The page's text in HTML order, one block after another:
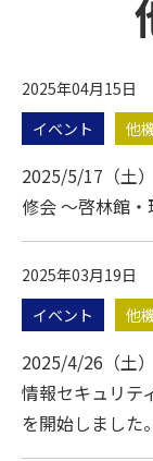
2025年04月15日
イベント
他
2025/5/17（土
修会 ～啓林館・
2025年03月19日
イベント
他
2025/4/26（土
情報セキュリテ
を開始しました。